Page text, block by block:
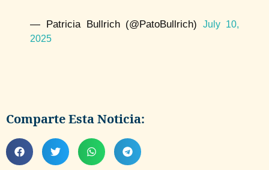
— Patricia Bullrich (@PatoBullrich)July 10,
2025
Comparte Esta Noticia: